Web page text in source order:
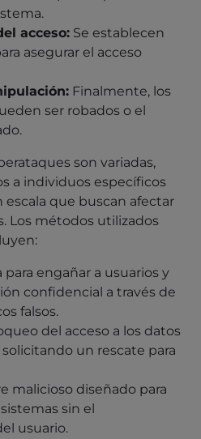
acceso: Se establecen
asegurar el acceso
Finalmente, los
ser robados o el
son variadas,
a individuos específicos
escala que buscan afectar
Los métodos utilizados
para engañar a usuarios y
confidencial a través de
falsos.
del acceso a los datos
un rescate para
malicioso diseñado para
sin el
usuario.